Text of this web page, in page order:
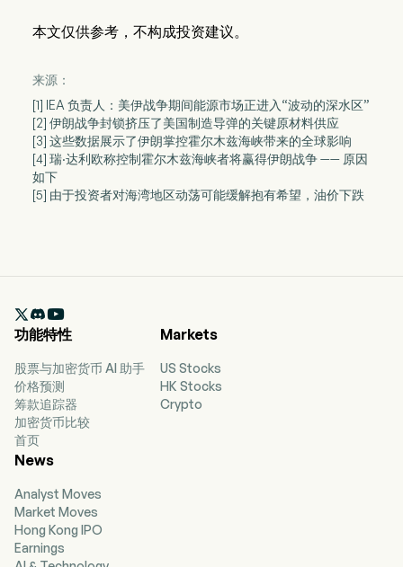
本文仅供参考，不构成投资建议。
来源：
[1] IEA 负责人：美伊战争期间能源市场正进入“波动的深水区”
[2] 伊朗战争封锁挤压了美国制造导弹的关键原材料供应
[3] 这些数据展示了伊朗掌控霍尔木兹海峡带来的全球影响
[4] 瑞·达利欧称控制霍尔木兹海峡者将赢得伊朗战争 —— 原因
如下
[5] 由于投资者对海湾地区动荡可能缓解抱有希望，油价下跌

功能特性
股票与加密货币 AI 助手
价格预测
筹款追踪器
加密货币比较
首页
Markets
US Stocks
HK Stocks
Crypto
News
Analyst Moves
Market Moves
Hong Kong IPO
Earnings